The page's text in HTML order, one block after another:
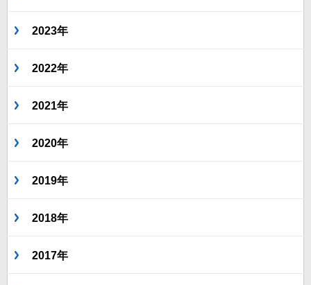
2023年
2022年
2021年
2020年
2019年
2018年
2017年